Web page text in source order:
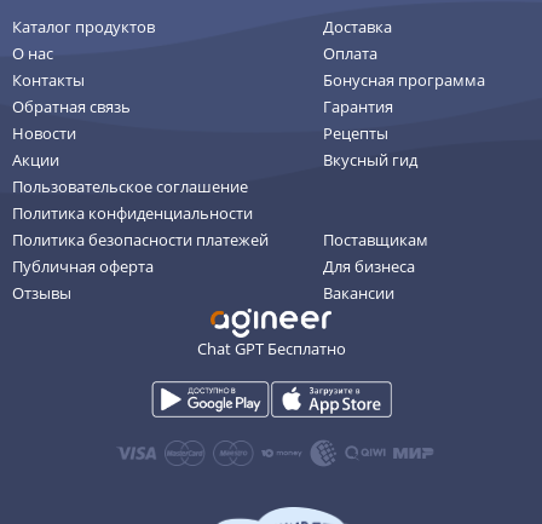
Каталог продуктов
О нас
Контакты
Обратная связь
Новости
Акции
Пользовательское соглашение
Политика конфиденциальности
Политика безопасности платежей
Публичная оферта
Отзывы
Доставка
Оплата
Бонусная программа
Гарантия
Рецепты
Вкусный гид
Поставщикам
Для бизнеса
Вакансии
Chat GPT Бесплатно